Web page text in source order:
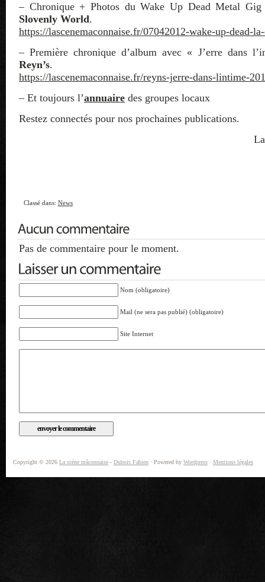
– Chronique + Photos du Wake Up Dead Metal
Slovenly World.
https://lascenemaconnaise.fr/07042012-wake-up-dead-
– Première chronique d’album avec « J’erre dans
Reyn’s.
https://lascenemaconnaise.fr/reyns-jerre-dans-lintime-
– Et toujours l’annuaire des groupes locaux
Restez connectés pour nos prochaines publications.
Classé dans: News
Pas de commentaire pour le moment.
Nom (obligatoire)
Mail (ne sera pas publié) (obligatoire)
Site Internet
Copyright © 2026 La scène mâconnaise - Dubois Fabien · Powered by Wordpress · Mentions légales